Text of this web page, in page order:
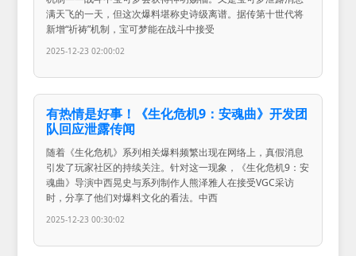
满天飞的一天，但这次爆料堪称史诗级离谱。据传第十世代将
新增“祈祷”机制，宝可梦能在战斗中接受
2025-12-23 02:00:02
有热情是好事！《生化危机9：安魂曲》开发团
队回应泄露传闻
随着《生化危机》系列相关爆料频繁出现在网络上，真假消息
引发了玩家社区的持续关注。针对这一现象，《生化危机9：安
魂曲》导演中西晃史与系列制作人熊泽雅人在接受VGC采访
时，分享了他们对爆料文化的看法。中西
2025-12-23 00:30:02